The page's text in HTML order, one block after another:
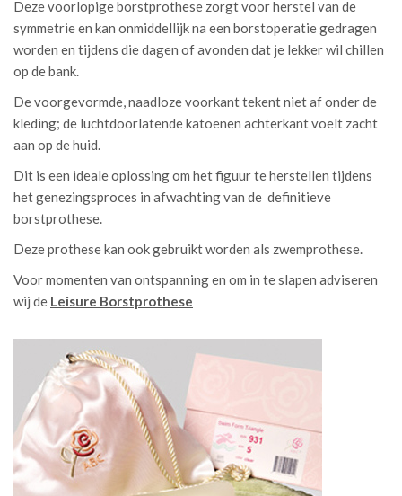
Deze voorlopige borstprothese zorgt voor herstel van de
symmetrie en kan onmiddellijk na een borstoperatie gedragen
worden en tijdens die dagen of avonden dat je lekker wil chillen
op de bank.
De voorgevormde, naadloze voorkant tekent niet af onder de
kleding; de luchtdoorlatende katoenen achterkant voelt zacht
aan op de huid.
Dit is een ideale oplossing om het figuur te herstellen tijdens
het genezingsproces in afwachting van de definitieve
borstprothese.
Deze prothese kan ook gebruikt worden als zwemprothese.
Voor momenten van ontspanning en om in te slapen adviseren
wij de Leisure Borstprothese